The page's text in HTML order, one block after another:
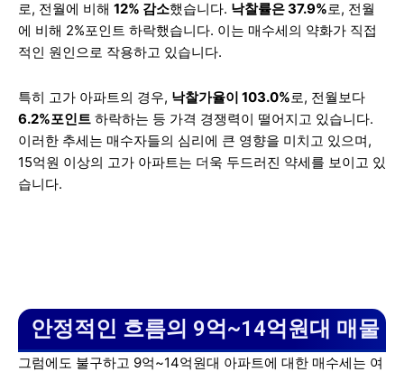
로, 전월에 비해 12% 감소했습니다. 낙찰률은 37.9%로, 전월
에 비해 2%포인트 하락했습니다. 이는 매수세의 약화가 직접
적인 원인으로 작용하고 있습니다.
특히 고가 아파트의 경우, 낙찰가율이 103.0%로, 전월보다
6.2%포인트 하락하는 등 가격 경쟁력이 떨어지고 있습니다.
이러한 추세는 매수자들의 심리에 큰 영향을 미치고 있으며,
15억원 이상의 고가 아파트는 더욱 두드러진 약세를 보이고 있
습니다.
안정적인 흐름의 9억~14억원대 매물
그럼에도 불구하고 9억~14억원대 아파트에 대한 매수세는 여